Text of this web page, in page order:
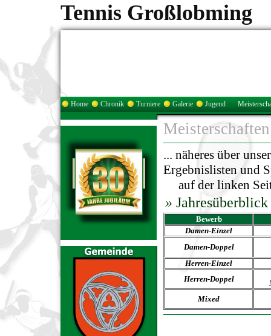
Tennis Großlobming
Home Chronik Turniere Galerie Jugend
Meisterschaften
... näheres über
Ergebnislisten und
auf der linken
»
Bewerb
Damen-Einzel
Damen-Doppel
Herren-Einzel
Herren-Doppel
Mixed